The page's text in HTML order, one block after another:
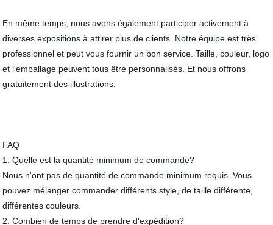
En même temps, nous avons également participer activement à
diverses expositions à attirer plus de clients. Notre équipe est très
professionnel et peut vous fournir un bon service. Taille, couleur, logo
et l'emballage peuvent tous être personnalisés. Et nous offrons
gratuitement des illustrations.
FAQ
1. Quelle est la quantité minimum de commande?
Nous n'ont pas de quantité de commande minimum requis. Vous
pouvez mélanger commander différents style, de taille différente,
différentes couleurs.
2. Combien de temps de prendre d'expédition?